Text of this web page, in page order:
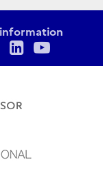
TwitterLinkedIn